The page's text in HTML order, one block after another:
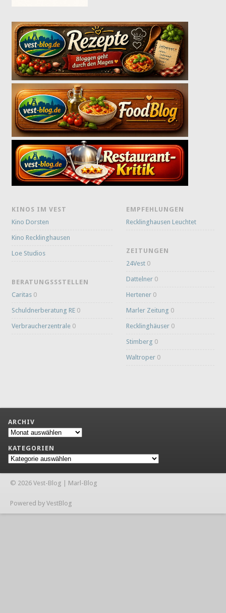
KINOS IM VEST
Kino Dorsten
Kino Recklinghausen
Loe Studios
BERATUNGSSSTELLEN
Caritas 0
Schuldnerberatung RE 0
Verbraucherzentrale 0
EMPFEHLUNGEN
Recklinghausen Leuchtet
ZEITUNGEN
24Vest 0
Dattelner 0
Hertener 0
Marler Zeitung 0
Recklinghäuser 0
Stimberg 0
Waltroper 0
ARCHIV
Archiv
KATEGORIEN
Kategorien
© 2026 Vest-Blog | Marl-Blog
Powered by VestBlog